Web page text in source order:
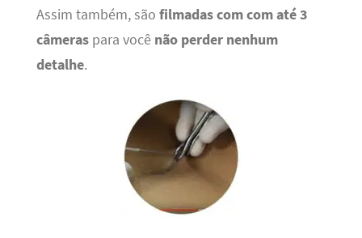
Assim também, são filmadas com com até 3
câmeraspara você não perder nenhum
detalhe.